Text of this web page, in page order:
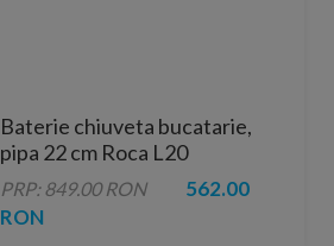
Baterie chiuveta bucatarie,
pipa 22 cm Roca L20
PRP: 849.00 RON
562.00
RON